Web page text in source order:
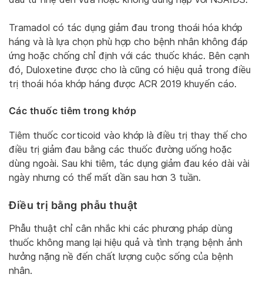
Tramadol có tác dụng giảm đau trong thoái hóa khớp
háng và là lựa chọn phù hợp cho bệnh nhân không đáp
ứng hoặc chống chỉ định với các thuốc khác. Bên cạnh
đó, Duloxetine được cho là cũng có hiệu quả trong điều
trị thoái hóa khớp háng được ACR 2019 khuyến cáo.
Các thuốc tiêm trong khớp
Tiêm thuốc corticoid vào khớp là điều trị thay thế cho
điều trị giảm đau bằng các thuốc đường uống hoặc
dùng ngoài. Sau khi tiêm, tác dụng giảm đau kéo dài vài
ngày nhưng có thể mất dần sau hơn 3 tuần.
Điều trị bằng phẫu thuật
Phẫu thuật chỉ cân nhắc khi các phương pháp dùng
thuốc không mang lại hiệu quả và tình trạng bệnh ảnh
hưởng nặng nề đến chất lượng cuộc sống của bệnh
nhân.